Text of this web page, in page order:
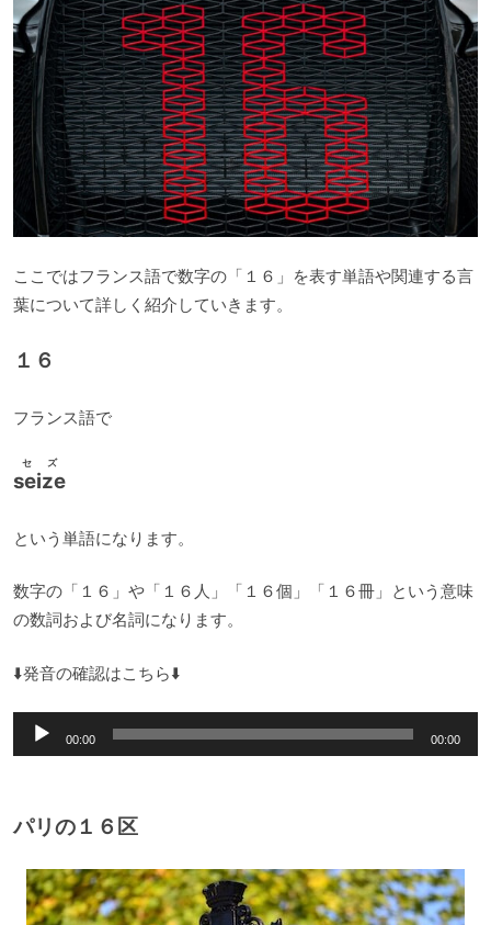
ここではフランス語で数字の「１６」を表す単語や関連する言
葉について詳しく紹介していきます。
１６
フランス語で
seize
セズ
という単語になります。
数字の「１６」や「１６人」「１６個」「１６冊」という意味
の数詞および名詞になります。
⬇️発音の確認はこちら⬇️
声
レ
ヤ
ー
00:00 00:00
パリの１６区